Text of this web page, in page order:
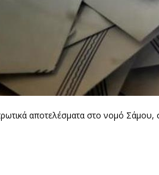
αποτελέσματα στο νομό Σάμου,